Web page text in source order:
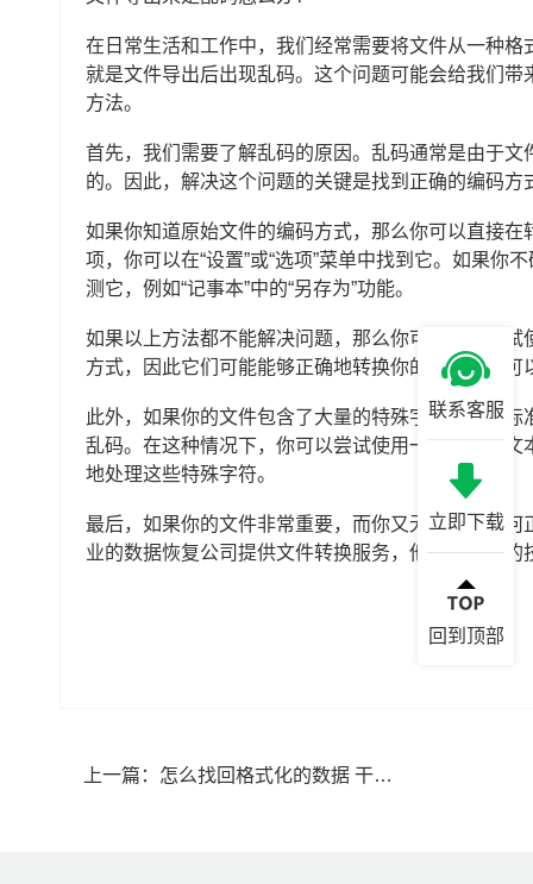
在日常生活和工作中，我们经常需要将文件从一种
就是文件导出后出现乱码。这个问题可能会给我们
方法。
首先，我们需要了解乱码的原因。乱码通常是由于
的。因此，解决这个问题的关键是找到正确的编码方
如果你知道原始文件的编码方式，那么你可以直接
项，你可以在“设置”或“选项”菜单中找到它。如果
测它，例如“记事本”中的“另存为”功能。
如果以上方法都不能解决问题，那么你可能需要尝
方式，因此它们可能能够正确地转换你的文件。你
此外，如果你的文件包含了大量的特殊字符或者非
乱码。在这种情况下，你可以尝试使用一些专门的
地处理这些特殊字符。
最后，如果你的文件非常重要，而你又无法确定如
业的数据恢复公司提供文件转换服务，他们有专业
上一篇： 怎么找回格式化的数据 干货来袭
联系客服
立即下载
回到顶部